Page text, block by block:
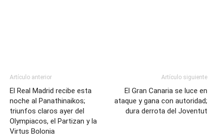
Artículo anterior
El Real Madrid recibe esta
noche al Panathinaikos;
triunfos claros ayer del
Olympiacos, el Partizan y la
Virtus Bolonia
Artículo siguiente
El Gran Canaria se luce en
ataque y gana con autoridad;
dura derrota del Joventut